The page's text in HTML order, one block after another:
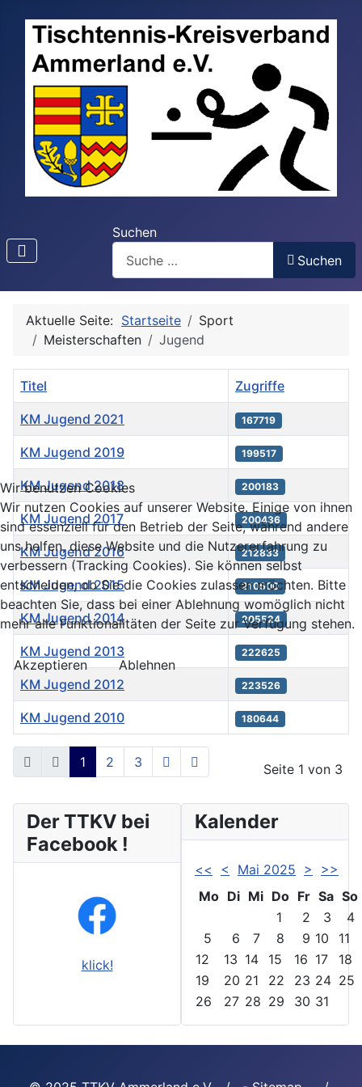
Suchen
Suchen
Aktuelle Seite: Startseite
Sport
Meisterschaften
Jugend
Beiträge
Titel Zugriffe
KM Jugend 2021 167719
KM Jugend 2019 199517
KM Jugend 2018 200183
KM Jugend 2017 200436
KM Jugend 2016 212833
KM Jugend 2015 210500
KM Jugend 2014 205524
KM Jugend 2013 222625
KM Jugend 2012 223526
KM Jugend 2010 180644
Seite 1 von 3
1 2 3
Der TTKV bei
Facebook !
klick!
Kalender
<< < Mai 2025 >
>>
Mo Di Mi Do Fr Sa So
1
2 3
4
5
6 7 8 9 10
11
12
13 14 15 16 17
18
19
20 21 22 23 24 25
26
27 28 29 30 31
Wir benutzen Cookies
Wir nutzen Cookies auf unserer Website. Einige von ihnen
sind essenziell für den Betrieb der Seite, während andere
uns helfen, diese Website und die Nutzererfahrung zu
verbessern (Tracking Cookies). Sie können selbst
entscheiden, ob Sie die Cookies zulassen möchten. Bitte
beachten Sie, dass bei einer Ablehnung womöglich nicht
mehr alle Funktionalitäten der Seite zur Verfügung stehen.
Akzeptieren Ablehnen